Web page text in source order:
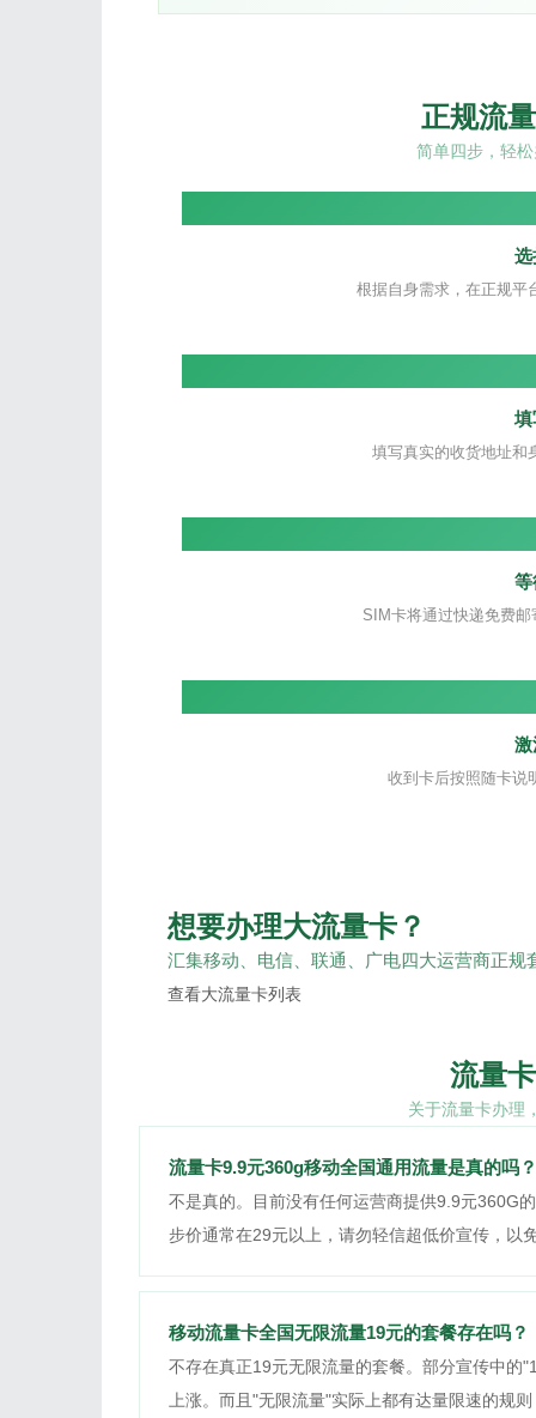
正规流
简单四步，轻
选
根据自身需求，在正规平
填
填写真实的收货地址和
等
SIM卡将通过快递免费
激
收到卡后按照随卡说
想要办理大流量卡？
汇集移动、电信、联通、广电四大运营商正规
查看大流量卡列表
流量
关于流量卡办理
流量卡9.9元360g移动全国通用流量是真的吗？
不是真的。目前没有任何运营商提供9.9元360G
步价通常在29元以上，请勿轻信超低价宣传，以
移动流量卡全国无限流量19元的套餐存在吗？
不存在真正19元无限流量的套餐。部分宣传中的
上涨。而且"无限流量"实际上都有达量限速的规